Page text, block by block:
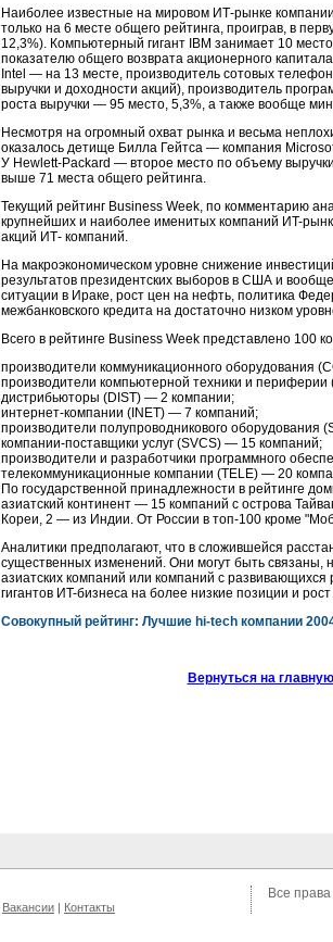
Наиболее известные на мировом ИТ-рынке
только на 6 месте общего рейтинга, проиграв, в
12,3%). Компьютерный гигант IBM занимает 10
показателю общего возврата акционерного
Intel — на 13 месте, производитель сотовых
выручки и доходности акций), производитель
роста выручки — 95 место, 5,3%, а также вообще
Несмотря на огромный охват рынка и весьма
оказалось детище Билла Гейтса — компания
У Hewlett-Packard — второе место по объему
выше 71 места общего рейтинга.
Текущий рейтинг Business Week, по комментарию
крупнейших и наиболее именитых компаний ИT-
акций ИТ- компаний.
На макроэкономическом уровне снижение
результатов президентских выборов в США и
ситуации в Ираке, рост цен на нефть, политика
межбанковского кредита на достаточно низком
Всего в рейтинге Business Week представлено
производители коммуникационного оборудования
производители компьютерной техники и
дистрибьюторы (DIST) — 2 компании;
интернет-компании (INET) — 7 компаний;
производители полупроводникового оборудования
компании-поставщики услуг (SVCS) — 15 компаний;
производители и разработчики программного
телекоммуникационные компании (TELE) — 20
По государственной принадлежности в рейтинге
азиатский континент — 15 компаний с острова
Кореи, 2 — из Индии. От России в топ-100 кроме
Аналитики предполагают, что в сложившейся
существенных изменений. Они могут быть связаны,
азиатских компаний или компаний с
гигантов ИT-бизнеса на более низкие позиции и
Совокупный рейтинг: Лучшие hi-tech компании
Вернуться на
Вакансии | Контакты
Все